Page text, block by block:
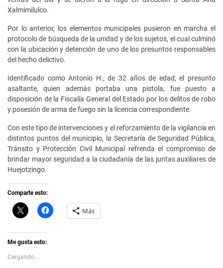
Xalmimilulco.
Por lo anterior, los elementos municipales pusieron en marcha el
protocolo de búsqueda de la unidad y de los sujetos, el cual culminó
con la ubicación y detención de uno de los presuntos responsables
del hecho delictivo.
Identificado como Antonio H., de 32 años de edad; el presunto
asaltante, quien además portaba una pistola, fue puesto a
disposición de la Fiscalía General del Estado por los delitos de robo
y posesión de arma de fuego sin la licencia correspondiente.
Con este tipo de intervenciones y el reforzamiento de la vigilancia en
distintos puntos del municipio, la Secretaría de Seguridad Pública,
Tránsito y Protección Civil Municipal refrenda el compromiso de
brindar mayor seguridad a la ciudadanía de las juntas auxiliares de
Huejotzingo.
Comparte esto:
C
l
k
t
s
h
H
a Más
Me gusta esto:
Cargando...